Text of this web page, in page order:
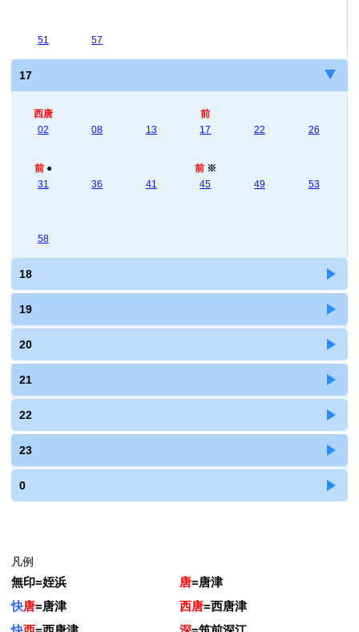
51 57
17
西唐
02
08 13
前
17
22 26
前 ●
31
36 41
前 ※
45
49 53
58
18
19
20
21
22
23
0
凡例
無印=姪浜 唐=唐津
快唐=唐津 西唐=西唐津